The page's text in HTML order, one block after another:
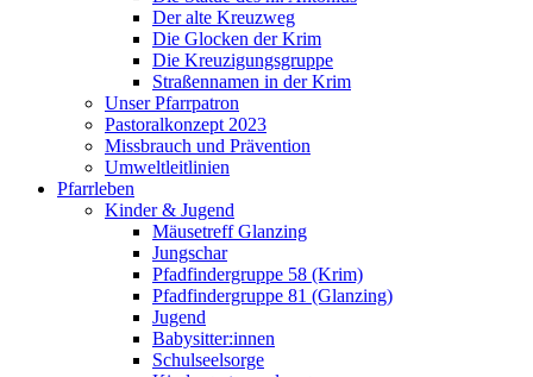
Der alte Kreuzweg
Die Glocken der Krim
Die Kreuzigungsgruppe
Straßennamen in der Krim
Unser Pfarrpatron
Pastoralkonzept 2023
Missbrauch und Prävention
Umweltleitlinien
Pfarrleben
Kinder & Jugend
Mäusetreff Glanzing
Jungschar
Pfadfindergruppe 58 (Krim)
Pfadfindergruppe 81 (Glanzing)
Jugend
Babysitter:innen
Schulseelsorge